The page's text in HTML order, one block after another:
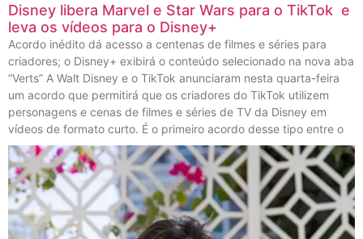
Disney libera Marvel e Star Wars para o TikTok e
leva os vídeos para o Disney+
Acordo inédito dá acesso a centenas de filmes e séries para
criadores; o Disney+ exibirá o conteúdo selecionado na nova aba
“Verts” A Walt Disney e o TikTok anunciaram nesta quarta-feira
um acordo que permitirá que os criadores do TikTok utilizem
personagens e cenas de filmes e séries de TV da Disney em
vídeos de formato curto. É o primeiro acordo desse tipo entre o